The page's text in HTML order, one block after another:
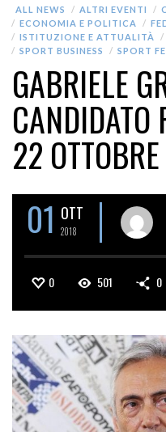
ALL NEWS ALTRI EVENTI
ECONOMIA E POLITICA
ISTITUZIONE E ATTUALITÀ
SPORT BUSINESS
SPORT
GABRIELE
CANDIDATO
22 OTTOBRE
01 OTT
2018
0 501 0